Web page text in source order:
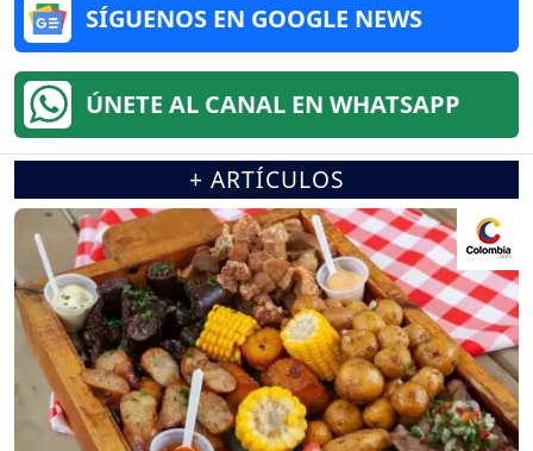
SÍGUENOS EN GOOGLE NEWS
ÚNETE AL CANAL EN WHATSAPP
+ ARTÍCULOS